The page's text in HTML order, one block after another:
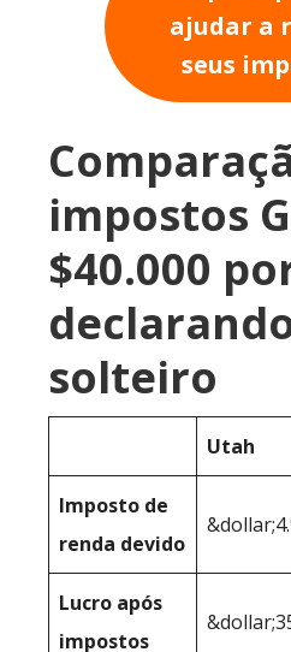
ajudar a
seus
impostos
$40.000
solteiro
Utah
Imposto de
renda devido
Lucro após
impostos